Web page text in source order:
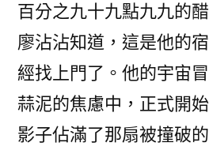
百分之九十九點九九的
廖沾沾知道，這是他的
經找上門了。他的宇宙
蒜泥的焦慮中，正式開
影子佔滿了那扇被撞破